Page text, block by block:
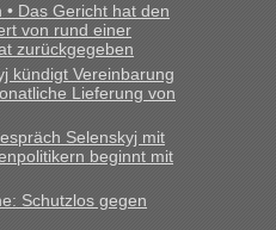
Das Gericht hat den
von rund einer
zurückgegeben
kündigt Vereinbarung
Lieferung von
Selenskyj mit
beginnt mit
Schutzlos gegen